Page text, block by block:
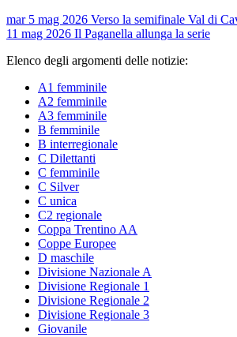
mar 5 mag 2026 Verso la semifinale Val di
11 mag 2026 Il Paganella allunga la serie
Elenco degli argomenti delle notizie:
A1 femminile
A2 femminile
A3 femminile
B femminile
B interregionale
C Dilettanti
C femminile
C Silver
C unica
C2 regionale
Coppa Trentino AA
Coppe Europee
D maschile
Divisione Nazionale A
Divisione Regionale 1
Divisione Regionale 2
Divisione Regionale 3
Giovanile